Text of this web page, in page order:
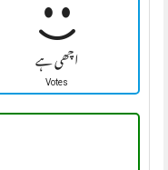
اچھی ہے
Votes